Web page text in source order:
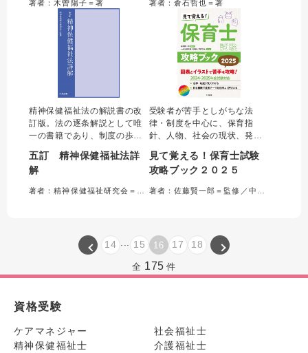
され、子どものための支援を
展開しやすくなる。
著者：木曽陽子＝著
と子どもの行動や場面に応じ
たかかわり方を学べる。
著者：倉石哲也＝著
精神保健福祉法の解説書の改
訂版。法の逐条解説として唯
一の書籍であり、制度の歩み
資料も多数収録し、精神保健
福祉法のすべてを網羅した。
月1日施行）を反映した最新版
五訂 精神保健福祉法詳
解
受験者が苦手としがちな法
律・制度を中心に、保育指
針、人物、社会の現状、発
試験でよく問われるテーマを
科目横断的に解説。効率的に
重要項目を押さえられる。オ
ールカラーかつ図表がメイン
見て覚える！保育士試験
攻略ブック２０２５
14 15 16 17 18
全 175 件
資格受験
ケアマネジャー
社会福祉士
精神保健福祉士
介護福祉士